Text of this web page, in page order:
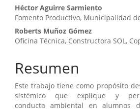
Héctor Aguirre Sarmiento
Fomento Productivo, Municipalidad
Roberts Muñoz Gómez
Oficina Técnica, Constructora SOL,
Resumen
Este trabajo tiene como propósito
sistémico que explique y
conducta ambiental en alumnos